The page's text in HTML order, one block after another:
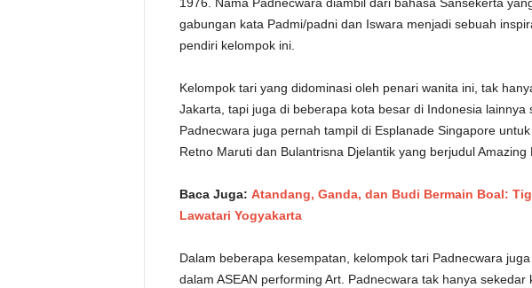
gabungan kata Padmi/padni dan Iswara menjadi sebuah
pendiri kelompok ini.
Kelompok tari yang didominasi oleh penari wanita ini, tak
Jakarta, tapi juga di beberapa kota besar di Indonesia lainnya
Padnecwara juga pernah tampil di Esplanade Singapore
Retno Maruti dan Bulantrisna Djelantik yang berjudul Amazing
Baca Juga: Atandang, Ganda, dan Budi Bermain Boal:
Lawatari Yogyakarta
Dalam beberapa kesempatan, kelompok tari Padnecwara
dalam ASEAN performing Art. Padnecwara tak hanya